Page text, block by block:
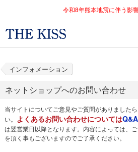
令和8年熊本地震に伴う影
インフォメーション
ネットショップへのお問い合わせ
当サイトについてご意見やご質問がありました
い。 よくあるお問い合わせについてはQ&A
は翌営業日以降となります。内容によっては、
を頂く事もございますのでご了承ください。